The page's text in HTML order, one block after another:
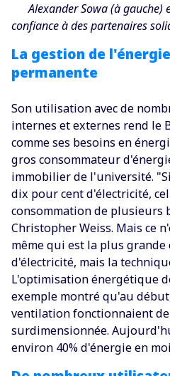
Alexander Sowa (à gauche)
confiance à des partenaires
La gestion de
permanente
Son utilisation avec de
internes et externes rend le
comme ses besoins en
gros consommateur
immobilier de l'université.
dix pour cent d'électricité,
consommation de plusieurs
Christopher Weiss. Mais ce
même qui est la plus grande
d'électricité, mais la
L'optimisation énergétique
exemple montré qu'au
ventilation fonctionnaient
surdimensionnée.
environ 40% d'énergie en